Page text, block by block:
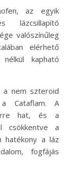
az egyik
lázcsillapító
valószínűleg
elérhető
kapható
a nem szteroid
a Cataflam. A
hat, és a
csökkentve a
hatékony a láz
fogfájás